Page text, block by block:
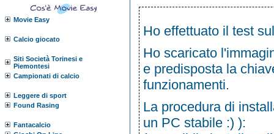
Movie Easy
Calcio giocato
Siti Società Torinesi e
Piemontesi
Campionati di calcio
Leggere di sport
Found Rasing
Fantacalcio
Ho effettuato il test
Ho scaricato
e predisposta la
funzionamenti.
La procedura di
un PC stabile :) ):